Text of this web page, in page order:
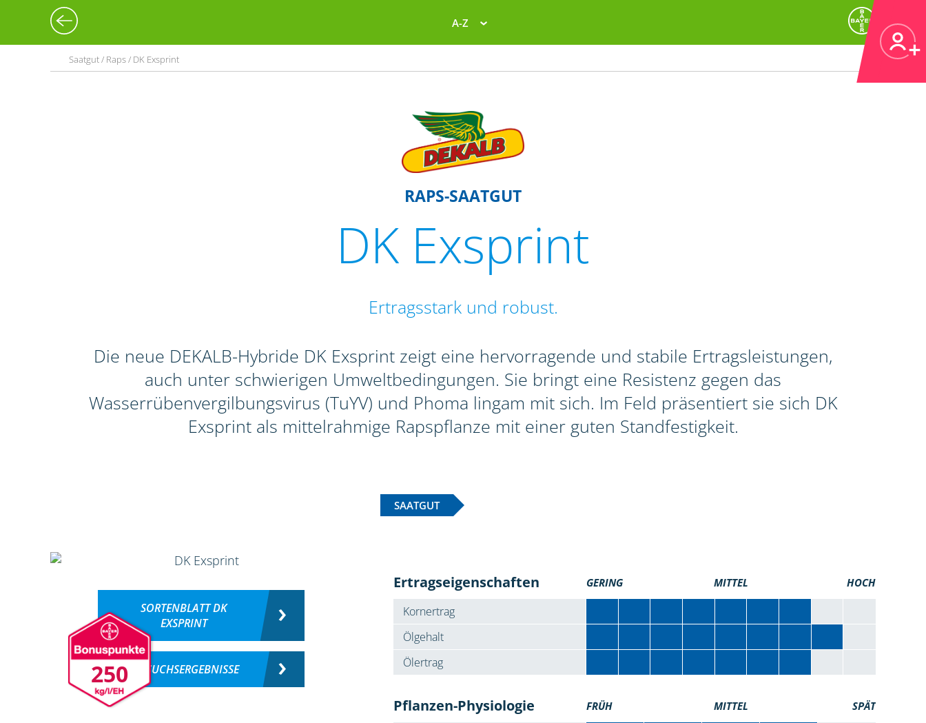
A-Z
Saatgut / Raps / DK Exsprint
RAPS-SAATGUT
DK Exsprint
Ertragsstark und robust.
Die neue DEKALB-Hybride DK Exsprint zeigt eine hervorragende und stabile Ertragsleistungen,
auch unter schwierigen Umweltbedingungen. Sie bringt eine Resistenz gegen das
Wasserrübenvergilbungsvirus (TuYV) und Phoma lingam mit sich. Im Feld präsentiert sie sich DK
Exsprint als mittelrahmige Rapspflanze mit einer guten Standfestigkeit.
SAATGUT
250
SORTENBLATT DK
EXSPRINT
VERSUCHSERGEBNISSE
Ertragseigenschaften GERING MITTEL HOCH
Kornertrag
Ölgehalt
Ölertrag
Pflanzen-Physiologie FRÜH MITTEL SPÄT